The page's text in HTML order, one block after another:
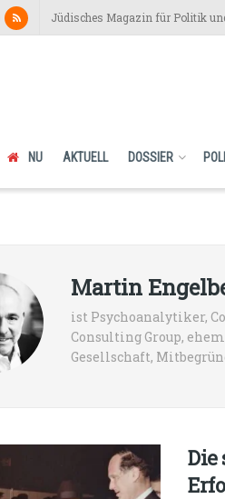
Jüdisches Magazin für Politik
NU AKTUELL DOSSIER
Martin
ist Psychoanalytiker,
Consulting Group,
Gesellschaft,
Die